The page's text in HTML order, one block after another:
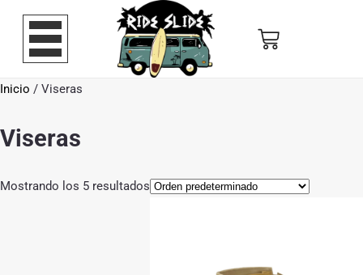
Inicio / Viseras
Viseras
Mostrando los 5 resultados